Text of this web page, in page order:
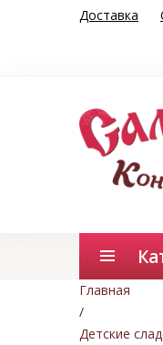
Доставка
Главная
/
Детские